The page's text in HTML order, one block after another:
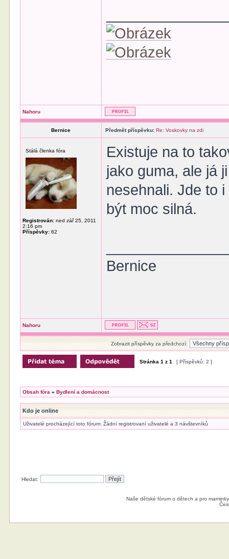
Nahoru
Bernice Předmět příspěvku: Re: Voskovky na zdi
Stálá členka fóra
Registrován: ned zář 25, 2011
2:16 pm
Příspěvky: 62
Existuje na to
jako guma, ale já
nesehnali. Jde to
být moc silná.
Bernice
Nahoru
Zobrazit příspěvky za předchozí:
Stránka1 z1 [ Příspěvků: 2 ]
Obsah fóra »Bydlení a domácnost
Kdo je online
Uživatelé procházející toto fórum: Žádní registrovaní uživatelé a 3 návštevníků
Hledat:
Naše dětské fórum o dětech a pro